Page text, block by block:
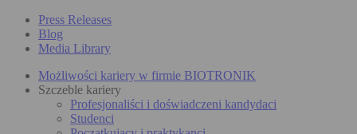
Press Releases
Blog
Media Library
Możliwości kariery w firmie BIOTRONIK
Szczeble kariery
Profesjonaliści i doświadczeni kandydaci
Studenci